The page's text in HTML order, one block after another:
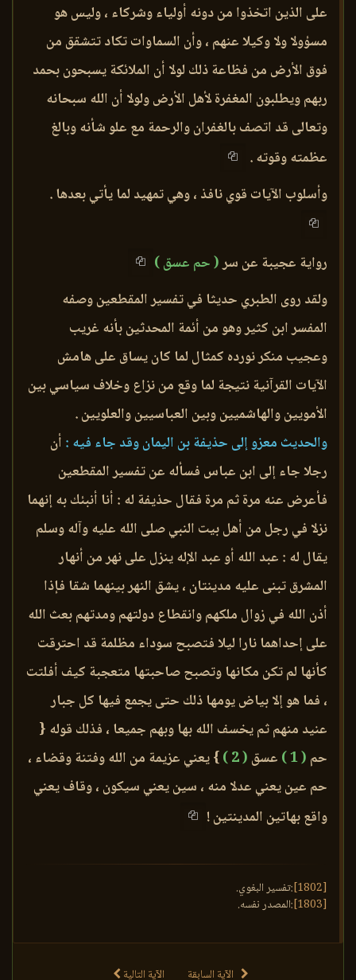
على الذين اتخذوا من دونه أولياء وشركاء ، وليس هو
مسؤولا ولا وكيلا عنهم ، وأن السماوات تكاد تتشقق من
فوق الأرض من فظاعة ذلك لولا أن الملائكة يسبحون بحمد
ربهم ويطلبون المغفرة لأهل الأرض ولولا أن الله سبحانه
وتعالى قد اتصف بالغفران والرحمة مع علو شأنه وبالغ
عظمته وقوته .
وأسلوب الآيات قوي نافذ ، وهي تمهيد لما يأتي بعدها .
رواية عجيبة عن سر( حم عسق )
ولقد روى الطبري حديثا في تفسير المقطعين وصفه
المفسر ابن كثير وهو من أئمة المحدثين بأنه غريب
وعجيب منكر نورده كمثال لما كان يساق على هامش
الآيات القرآنية نتيجة لما وقع من نزاع وخلاف سياسي بين
الأمويين والهاشميين وبين العباسيين والعلويين .
والحديث معزو إلى حذيفة بن اليمان وقد جاء فيه : أن
رجلا جاء إلى ابن عباس فسأله عن تفسير المقطعين
فأعرض عنه مرة ثم مرة فقال حذيفة له : أنا أنبئك به إنهما
نزلا في رجل من أهل بيت النبي صلى الله عليه وآله وسلم
يقال له : عبد الله أو عبد الإله ينزل على نهر من أنهار
المشرق تبنى عليه مدينتان ، يشق النهر بينهما شقا فإذا
أذن الله في زوال ملكهم وانقطاع دولتهم ومدتهم بعث الله
على إحداهما نارا ليلا فتصبح سوداء مظلمة قد احترقت
كأنها لم تكن مكانها وتصبح صاحبتها متعجبة كيف أفلتت
، فما هو إلا بياض يومها ذلك حتى يجمع فيها كل جبار
عنيد منهم ثم يخسف الله بها وبهم جميعا ، فذلك قوله {
حم ( 1 ) عسق ( 2 )
} يعني عزيمة من الله وفتنة وقضاء ،
حم عين يعني عدلا منه ، سين يعني سيكون ، وقاف يعني
واقع بهاتين المدينتين !
[1802]
:تفسير البغوي.
[1803]
:المصدر نفسه.
الآية السابقة الآية التالية